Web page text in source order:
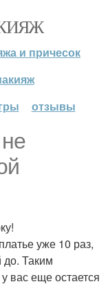
и причесок
отзывы
уже 10 раз,
до. Таким
вас еще остается